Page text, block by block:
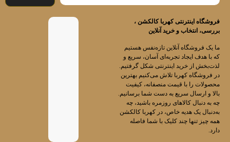
فروشگاه اینترنتی کهربا کالکشن ،
بررسی، انتخاب و خرید آنلاین
ما یک فروشگاه آنلاین تازه‌نفس هستیم
که با هدف ایجاد تجربه‌ای آسان، سریع و
لذت‌بخش از خرید اینترنتی شکل گرفتیم.
در فروشگاه کهربا تلاش می‌کنیم بهترین
محصولات را با قیمت منصفانه، کیفیت
بالا و ارسال سریع به دست شما برسانیم.
چه به دنبال کالاهای روزمره باشید، چه
به‌دنبال یک هدیه خاص، در کهربا کالکشن
همه چیز تنها چند کلیک با شما فاصله
دارد.